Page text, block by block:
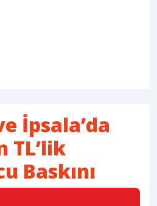
İpsala’da
TL’lik
Baskını